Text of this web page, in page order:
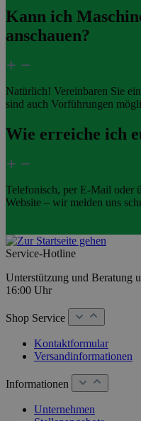
Kann ich
anschauen?
Natürlich! Vereinbaren Sie
sind auch Vorführungen
Wie erreiche ich
Telefonisch, per E-Mail oder
Website – wir melden uns
Service-Hotline
Unterstützung und Beratung
16:00 Uhr
Shop Service
Kontaktformular
Versandinformationen
Informationen
Unternehmen